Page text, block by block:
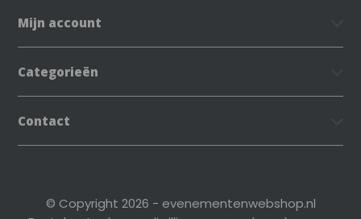
Mijn account
Categorieën
Contact
© Copyright 2026 - evenementenwebshop.nl